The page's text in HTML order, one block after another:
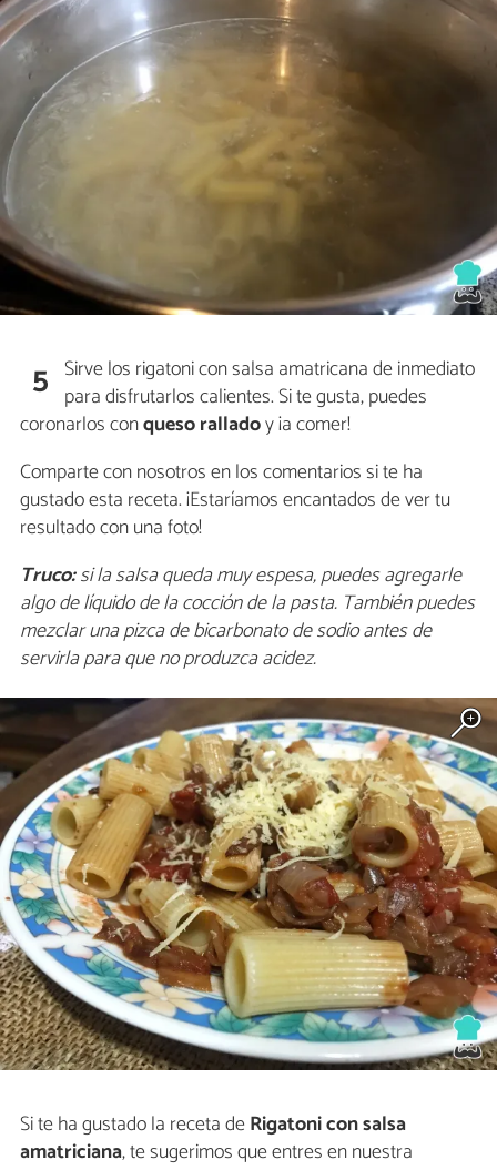
5 Sirve los rigatoni con salsa amatricana de inmediato
para disfrutarlos calientes. Si te gusta, puedes
coronarlos conqueso ralladoy ¡a comer!
Comparte con nosotros en los comentarios si te ha
gustado esta receta. ¡Estaríamos encantados de ver tu
resultado con una foto!
Truco:si la salsa queda muy espesa, puedes agregarle
algo de líquido de la cocción de la pasta. También puedes
mezclar una pizca de bicarbonato de sodio antes de
servirla para que no produzca acidez.
Si te ha gustado la receta deRigatoni con salsa
amatriciana, te sugerimos que entres en nuestra